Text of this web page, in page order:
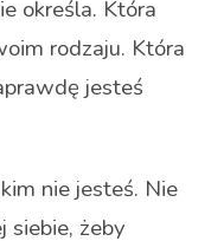
określa. Która
rodzaju. Która
jesteś
nie jesteś. Nie
siebie, żeby